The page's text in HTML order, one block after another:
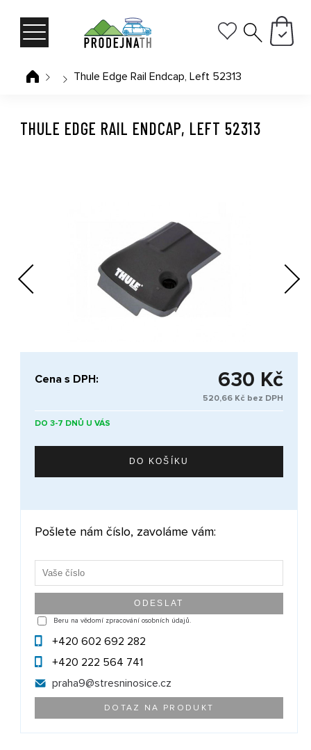
Thule Edge Rail Endcap, Left 52313
Previous Next
THULE EDGE RAIL ENDCAP, LEFT 52313
Cena s DPH: 630 Kč
520,66 Kč bez DPH
DO 3-7 DNŮ U VÁS
Pošlete nám číslo, zavoláme vám:
Beru na vědomí zpracování osobních údajů.
+420 602 692 282
+420 222 564 741
praha9@stresninosice.cz
DOTAZ NA PRODUKT